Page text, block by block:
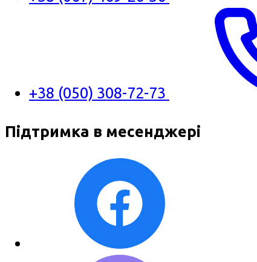
+38 (050) 308-72-73
Підтримка в месенджері